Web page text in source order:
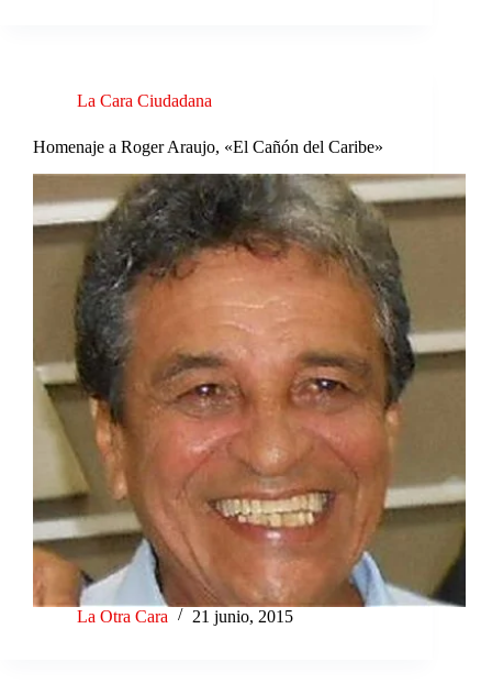
La Cara Ciudadana
Homenaje a Roger Araujo, «El Cañón del Caribe»
La Otra Cara 21 junio, 2015